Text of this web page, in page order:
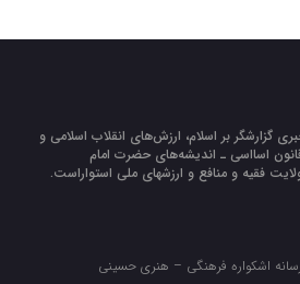
گزارشگر بر اسلام، ارزش‌هاي انقلاب اسلامي و
اسااسی ـ انديشه‌هاي حضرت امام
فقيه و منافع و ارزشهاي ملي استواراست.
اشکواره فرهنگی‌ – هنری حسینی